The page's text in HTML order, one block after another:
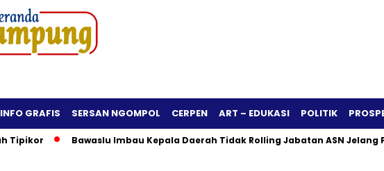
INFO GRAFIS SERSAN NGOMPOL CERPEN ART – EDUKASI POLITIK
Bawaslu Imbau Kepala Daerah Tidak Rolling Jabatan ASN Jelang Pilkada